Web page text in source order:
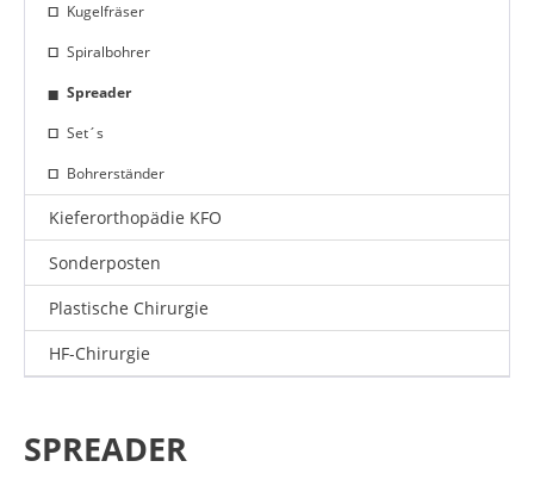
Kugelfräser
Spiralbohrer
Spreader
Set´s
Bohrerständer
Kieferorthopädie KFO
Sonderposten
Plastische Chirurgie
HF-Chirurgie
SPREADER